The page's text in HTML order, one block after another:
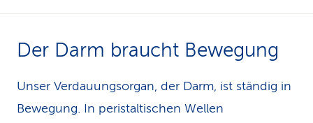
Der Darm braucht Bewegung
Unser Verdauungsorgan, der Darm, ist ständig in
Bewegung. In peristaltischen Wellen